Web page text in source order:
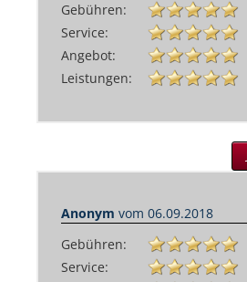
Gebühren:
Service:
Angebot:
Leistungen:
Anonym vom 06.09.2018
Gebühren:
Service: